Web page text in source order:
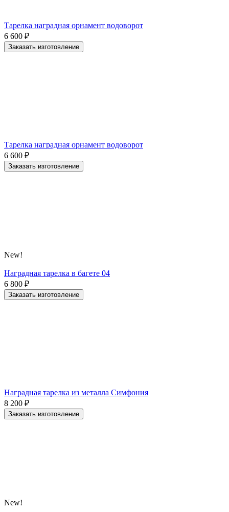
Тарелка наградная орнамент водоворот
6 600 ₽
Заказать изготовление
Тарелка наградная орнамент водоворот
6 600 ₽
Заказать изготовление
New!
Наградная тарелка в багете 04
6 800 ₽
Заказать изготовление
Наградная тарелка из металла Симфония
8 200 ₽
Заказать изготовление
New!